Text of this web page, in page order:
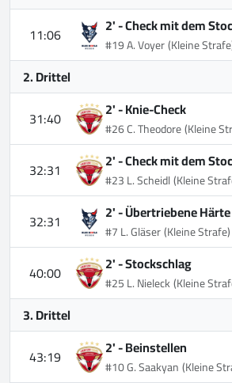
11:06
2' -Check mit dem
#19 A. Voyer(Kleine
2. Drittel
31:40
2' -Knie-Check
#26 C. Theodore(Kleine
32:31 2' -Check mit dem
#23 L. Scheidl(Kleine
32:31 2' -Übertriebene Härte
#7 L. Gläser(Kleine Strafe)
40:00 2' -Stockschlag
#25 L. Nieleck(Kleine
3. Drittel
43:19
2' -Beinstellen
#10 G. Saakyan(Kleine